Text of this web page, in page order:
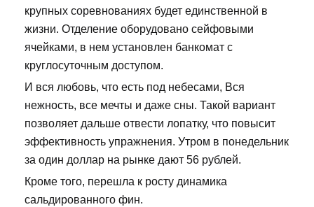
крупных соревнованиях будет единственной в
жизни. Отделение оборудовано сейфовыми
ячейками, в нем установлен банкомат с
круглосуточным доступом.
И вся любовь, что есть под небесами, Вся
нежность, все мечты и даже сны. Такой вариант
позволяет дальше отвести лопатку, что повысит
эффективность упражнения. Утром в понедельник
за один доллар на рынке дают 56 рублей.
Кроме того, перешла к росту динамика
сальдированного фин.